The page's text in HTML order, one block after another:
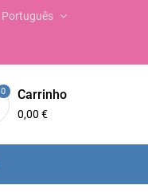
Português
0 Carrinho
0,00 €